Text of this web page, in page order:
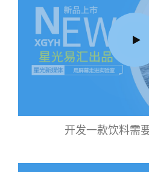
开发一款饮料需